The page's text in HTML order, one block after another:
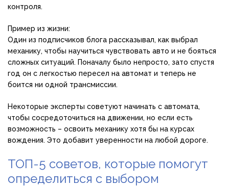
контроля.
Пример из жизни:
Один из подписчиков блога рассказывал, как выбрал
механику, чтобы научиться чувствовать авто и не бояться
сложных ситуаций. Поначалу было непросто, зато спустя
год он с легкостью пересел на автомат и теперь не
боится ни одной трансмиссии.
Некоторые эксперты советуют начинать с автомата,
чтобы сосредоточиться на движении, но если есть
возможность – освоить механику хотя бы на курсах
вождения. Это добавит уверенности на любой дороге.
ТОП-5 советов, которые помогут
определиться с выбором